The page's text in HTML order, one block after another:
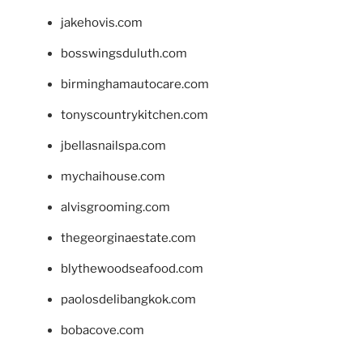
jakehovis.com
bosswingsduluth.com
birminghamautocare.com
tonyscountrykitchen.com
jbellasnailspa.com
mychaihouse.com
alvisgrooming.com
thegeorginaestate.com
blythewoodseafood.com
paolosdelibangkok.com
bobacove.com